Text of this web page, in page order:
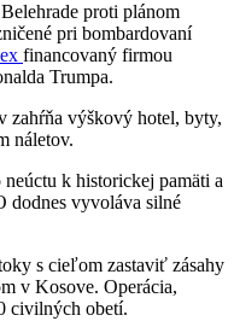
proti plánom
pri bombardovaní
financovaný firmou
Trumpa.
zahŕňa výškový hotel, byty,
náletov.
k historickej pamäti a
dodnes vyvoláva silné
s cieľom zastaviť zásahy
v Kosove. Operácia,
civilných obetí.